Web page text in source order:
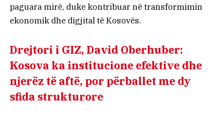
paguara mirë, duke kontribuar në transformimin
ekonomik dhe digjital të Kosovës.
Drejtori i GIZ, David Oberhuber:
Kosova ka institucione efektive dhe
njerëz të aftë, por përballet me dy
sfida strukturore